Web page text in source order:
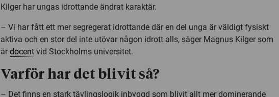
Kilger har ungas idrottande ändrat karaktär.
– Vi har fått ett mer segregerat idrottande där en del unga är väldigt fysiskt
aktiva och en stor del inte utövar någon idrott alls, säger Magnus Kilger som
är docent vid Stockholms universitet.
Varför har det blivit så?
– Det finns en stark tävlingslogik inbyggd som blivit allt mer dominerande